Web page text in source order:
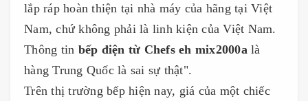
lắp ráp hoàn thiện tại nhà máy của hãng tại Việt
Nam, chứ không phải là linh kiện của Việt Nam.
Thông tin bếp điện từ Chefs eh mix2000a là
hàng Trung Quốc là sai sự thật".
Trên thị trường bếp hiện nay, giá của một chiếc